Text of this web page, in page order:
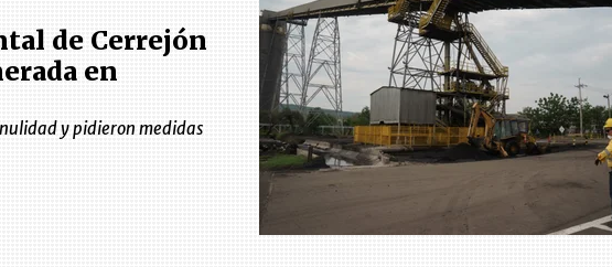
de Cerrejón
en
y pidieron medidas